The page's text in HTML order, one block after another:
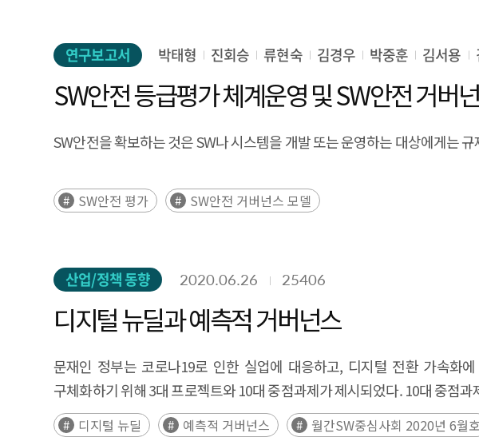
규범 체계와 민첩한 실행 구조를 기반으로 아시아 지역의 선도적 기술 정
시장 진입 기회를 판단하는데 참고할 수 있도록 각 국가별로 인공지능 및 사
주요 기반시설 등 일부에만 의무 부과, 지침·권고 수준의 자율 규제 기조
진입전략의 핵심 요소로 인식하고, 시장별로 차별화된 대응전략을 수립
competitiveness and digital sovereignty, prompting countries to
approaches in AI and cybersecurity and assessing their
approach centered on voluntary guidelines and productivity gains.
highlights the need for Korean software companies to proactively
based self-regulation, and legislation under discussion—so firms can
strategies.
연구보고서 박태형 진회승 류현숙 김경우 박중훈 김서용
SW안전 등급평가 체계운영 및 SW안전 거버
SW안전을 확보하는 것은 SW나 시스템을 개발 또는 운영하는 대상에게는
SW안전 평가 SW안전 거버넌스 모델
산업/정책 동향 2020.06.26 25406
디지털 뉴딜과 예측적 거버넌스
문재인 정부는 코로나19로 인한 실업에 대응하고, 디지털 전환 가속화
구체화하기 위해 3대 프로젝트와 10대 중점과제가 제시되었다. 10대 중점과
디지털 뉴딜 예측적 거버넌스 월간SW중심사회 2020년 6월호